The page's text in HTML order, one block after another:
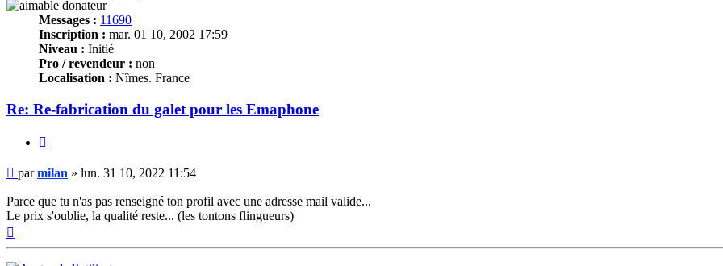
Messages : 11690
Inscription : mar. 01 10, 2002 17:59
Niveau : Initié
Pro / revendeur : non
Localisation : Nîmes. France
Re: Re-fabrication du galet pour les Emaphone
Message
parmilan » lun. 31 10, 2022 11:54
Parce que tu n'as pas renseigné ton profil avec une adresse mail valide...
Le prix s'oublie, la qualité reste... (les tontons flingueurs)